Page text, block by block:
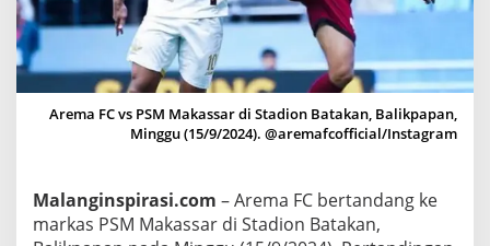
P
M
M
a
k
s
Arema FC vs PSM Makassar di Stadion Batakan, Balikpapan,
Minggu (15/9/2024). @aremafcofficial/Instagram
Malanginspirasi.com – Arema FC bertandang ke
markas PSM Makassar di Stadion Batakan,